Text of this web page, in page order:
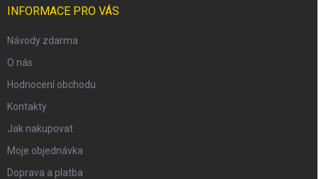
INFORMACE PRO VÁS
Návody zdarma
O nás
Hodnocení obchodu
Kontakty
Jak nakupovat
Moje objednávka
Doprava a platba